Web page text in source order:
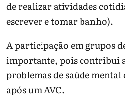
de realizar atividades
escrever e tomar banho).
A participação em grupos
importante, pois contribui
problemas de saúde
após um AVC.